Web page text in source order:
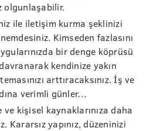
olgunlaşabilir.
ile iletişim kurma şeklinizi
Kimseden fazlasını
bir denge köprüsü
kendinize yakın
arttıracaksınız. İş ve
verimli günler…
kişisel kaynaklarınıza daha
Kararsız yapınız, düzeninizi